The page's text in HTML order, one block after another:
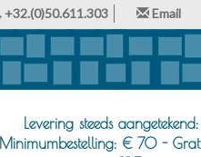
+32.(0)50.611.303 Email
Levering steeds
Minimumbestelling: € 70 -